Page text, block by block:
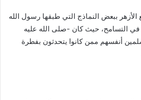
ببعض النماذج التي طبقها رسول الله
التسامح، حيث كان -صلى الله عليه
أنفسهم ممن كانوا يتحدثون بفطرة